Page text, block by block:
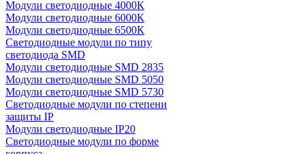
Модули светодиодные 4000К
Модули светодиодные 6000К
Модули светодиодные 6500К
Светодиодные модули по типу
светодиода SMD
Модули светодиодные SMD 2835
Модули светодиодные SMD 5050
Модули светодиодные SMD 5730
Светодиодные модули по степени
защиты IP
Модули светодиодные IP20
Светодиодные модули по форме